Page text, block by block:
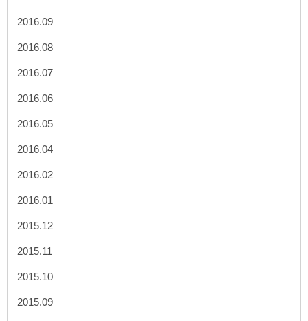
2016.09
2016.08
2016.07
2016.06
2016.05
2016.04
2016.02
2016.01
2015.12
2015.11
2015.10
2015.09